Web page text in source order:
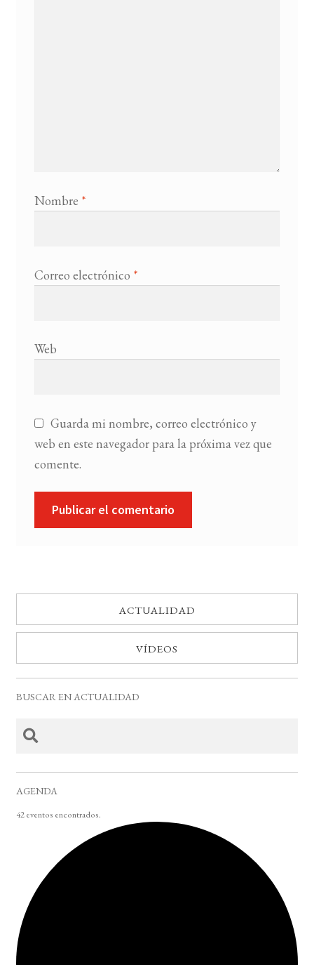
Nombre *
Correo electrónico *
Web
Guarda mi nombre, correo electrónico y
web en este navegador para la próxima vez que
comente.
ACTUALIDAD
VÍDEOS
BUSCAR EN ACTUALIDAD
AGENDA
42 eventos encontrados.